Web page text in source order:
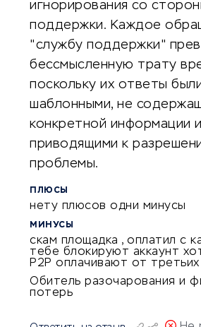
игнорирования со
поддержки. Каждое
"службу поддержки"
бессмысленную трату
поскольку их ответы
шаблонными, не
конкретной информации
приводящими к
проблемы.
ПЛЮСЫ
нету плюсов одни минусы
МИНУСЫ
скам площадка , оплатил с
тебе блокируют аккаунт
P2P оплачивают от третьих
Обитель разочарования и
потерь